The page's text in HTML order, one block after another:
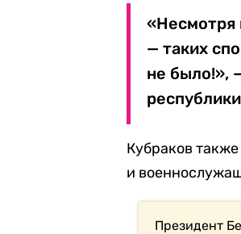
«Несмотря
— таких
не было!»,
Кубраков
и
Президент